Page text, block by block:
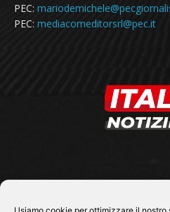
PEC:
PEC: mediacomeditorsrl@pec.it